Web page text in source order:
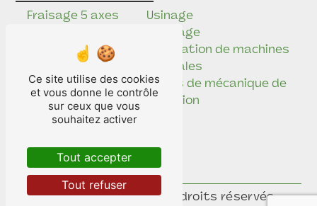
Fraisage 5 axes
mécanique
précision
Electro-érosion
Rectification
industriel
Brunissage
Usinage
Tournage
Réalisation de machines
spéciales
Pièces de mécanique de
précision
©Vistalid- 2026 - Tous droits réservés -
Ce site utilise des cookies
et vous donne le contrôle
sur ceux que vous
souhaitez activer
Tout accepter
Tout refuser